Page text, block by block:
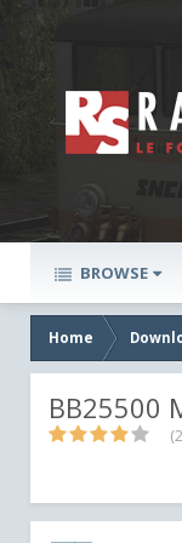
BROWSE
Home
BB25500